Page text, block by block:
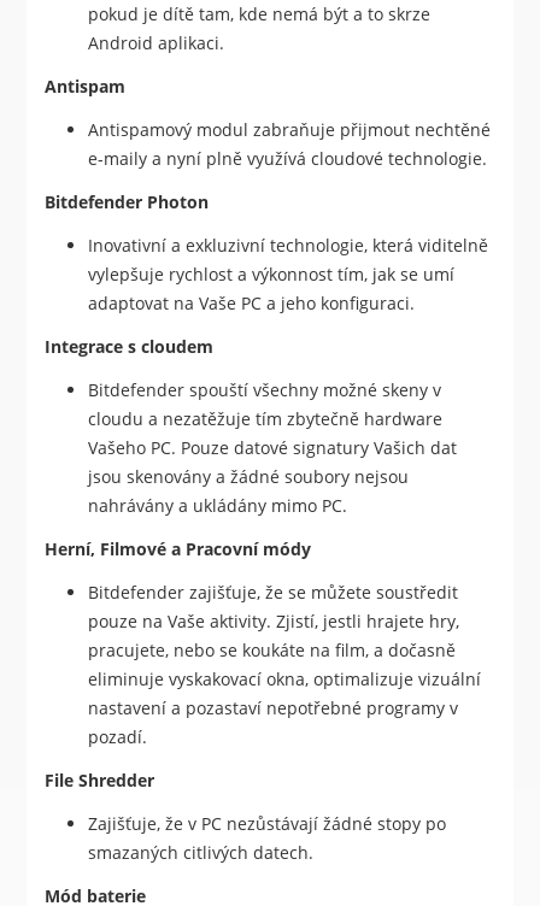
pokud je dítě tam, kde nemá být a to skrze
Android aplikaci.
Antispam
Antispamový modul zabraňuje přijmout nechtěné
e-maily a nyní plně využívá cloudové technologie.
Bitdefender Photon
Inovativní a exkluzivní technologie, která viditelně
vylepšuje rychlost a výkonnost tím, jak se umí
adaptovat na Vaše PC a jeho konfiguraci.
Integrace s cloudem
Bitdefender spouští všechny možné skeny v
cloudu a nezatěžuje tím zbytečně hardware
Vašeho PC. Pouze datové signatury Vašich dat
jsou skenovány a žádné soubory nejsou
nahrávány a ukládány mimo PC.
Herní, Filmové a Pracovní módy
Bitdefender zajišťuje, že se můžete soustředit
pouze na Vaše aktivity. Zjistí, jestli hrajete hry,
pracujete, nebo se koukáte na film, a dočasně
eliminuje vyskakovací okna, optimalizuje vizuální
nastavení a pozastaví nepotřebné programy v
pozadí.
File Shredder
Zajišťuje, že v PC nezůstávají žádné stopy po
smazaných citlivých datech.
Mód baterie